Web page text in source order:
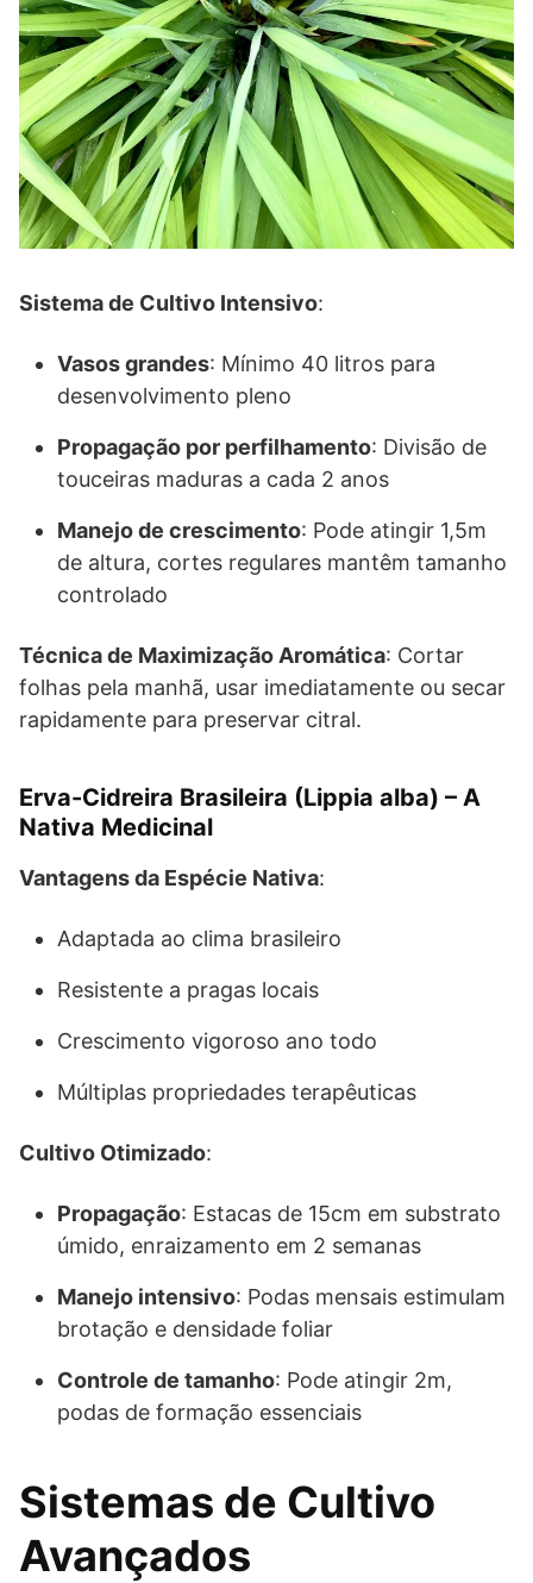
Sistema de Cultivo Intensivo:
Vasos grandes: Mínimo 40 litros para
desenvolvimento pleno
Propagação por perfilhamento: Divisão de
touceiras maduras a cada 2 anos
Manejo de crescimento: Pode atingir 1,5m
de altura, cortes regulares mantêm tamanho
controlado
Técnica de Maximização Aromática: Cortar
folhas pela manhã, usar imediatamente ou secar
rapidamente para preservar citral.
Erva-Cidreira Brasileira (Lippia alba) – A
Nativa Medicinal
Vantagens da Espécie Nativa:
Adaptada ao clima brasileiro
Resistente a pragas locais
Crescimento vigoroso ano todo
Múltiplas propriedades terapêuticas
Cultivo Otimizado:
Propagação: Estacas de 15cm em substrato
úmido, enraizamento em 2 semanas
Manejo intensivo: Podas mensais estimulam
brotação e densidade foliar
Controle de tamanho: Pode atingir 2m,
podas de formação essenciais
Sistemas de Cultivo
Avançados